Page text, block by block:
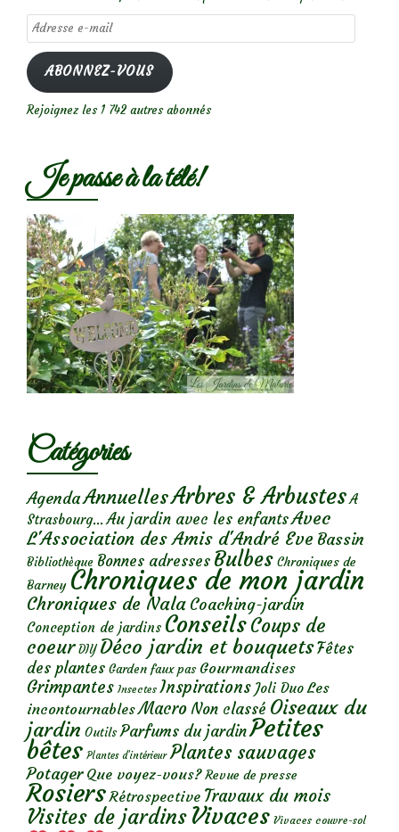
Adresse
e-
mail
ABONNEZ-VOUS
Rejoignez les 1 742 autres abonnés
Je passe à la télé!
Catégories
AgendaAnnuellesArbres & Arbustes A
Strasbourg... Au jardin avec les enfantsAvec
L'Association des Amis d'André Eve Bassin
Bibliothèque Bonnes adresses Bulbes Chroniques de
Barney Chroniques de mon jardin
Chroniques de Nala Coaching-jardin
Conception de jardins ConseilsCoups de
coeur DIY Déco jardin et bouquetsFêtes
des plantes Garden faux pas Gourmandises
Grimpantes Insectes Inspirations Joli Duo Les
incontournables Macro Non classé Oiseaux du
jardin Outils Parfums du jardinPetites
bêtes Plantes d’intérieur Plantes sauvages
Potager Que voyez-vous? Revue de presse
Rosiers Rétrospective Travaux du mois
Visites de jardins Vivaces Vivaces couvre-sol